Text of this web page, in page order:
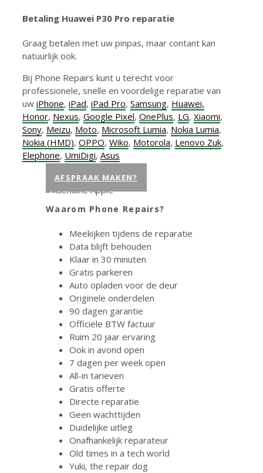
Betaling Huawei P30 Pro reparatie
Graag betalen met uw pinpas, maar contant kan
natuurlijk ook.
Bij Phone Repairs kunt u terecht voor
professionele, snelle en voordelige reparatie van
uw iPhone, iPad, iPad Pro, Samsung, Huawei,
Honor, Nexus, Google Pixel, OnePlus, LG, Xiaomi,
Sony, Meizu, Moto, Microsoft Lumia, Nokia Lumia,
Nokia (HMD), OPPO, Wiko, Motorola, Lenovo Zuk,
Elephone, UmiDigi, Asus
AFSPRAAK MAKEN?
Waarom Phone Repairs?
Meekijken tijdens de reparatie
Data blijft behouden
Klaar in 30 minuten
Gratis parkeren
Auto opladen voor de deur
Originele onderdelen
90 dagen garantie
Officiële BTW factuur
Ruim 20 jaar ervaring
Ook in avond open
7 dagen per week open
All-in tarieven
Gratis offerte
Directe reparatie
Geen wachttijden
Duidelijke uitleg
Onafhankelijk reparateur
Old times in a tech world
Yuki, the repair dog